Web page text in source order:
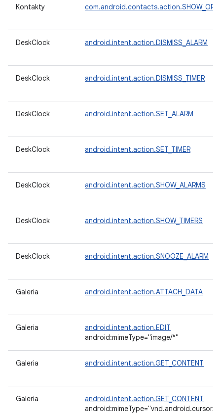
Kontakty
DeskClock android.intent.action.DISMISS_ALARM
DeskClock android.intent.action.DISMISS_TIMER
DeskClock android.intent.action.SET_ALARM
DeskClock android.intent.action.SET_TIMER
DeskClock android.intent.action.SHOW_ALARMS
DeskClock android.intent.action.SHOW_TIMERS
DeskClock android.intent.action.SNOOZE_ALARM
Galeria android.intent.action.ATTACH_DATA
Galeria
android.intent.action.EDIT
android:mimeType="image/*"
Galeria android.intent.action.GET_CONTENT
Galeria
android.intent.action.GET_CONTENT